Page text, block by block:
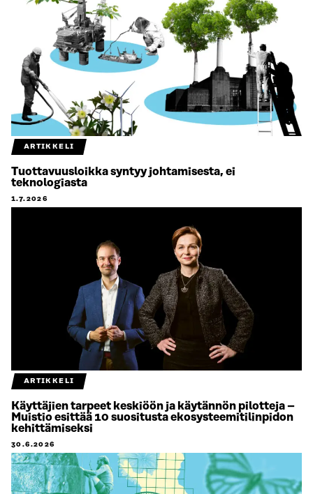
ARTIKKELI
Tuottavuusloikka syntyy johtamisesta, ei
teknologiasta
1.7.2026
ARTIKKELI
Käyttäjien tarpeet keskiöön ja käytännön pilotteja –
Muistio esittää 10 suositusta ekosysteemitilinpidon
kehittämiseksi
30.6.2026